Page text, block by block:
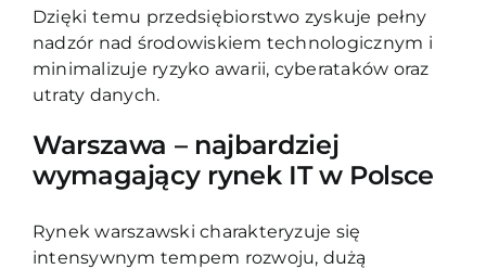
Dzięki temu przedsiębiorstwo zyskuje pełny
nadzór nad środowiskiem technologicznym i
minimalizuje ryzyko awarii, cyberataków oraz
utraty danych.
Warszawa – najbardziej
wymagający rynek IT w Polsce
Rynek warszawski charakteryzuje się
intensywnym tempem rozwoju, dużą